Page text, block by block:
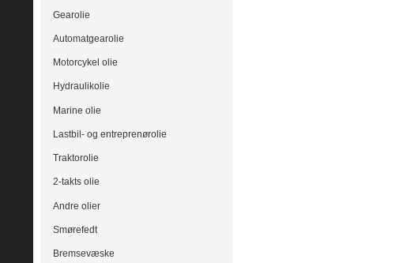
Gearolie
Automatgearolie
Motorcykel olie
Hydraulikolie
Marine olie
Lastbil- og entreprenørolie
Traktorolie
2-takts olie
Andre olier
Smørefedt
Bremsevæske